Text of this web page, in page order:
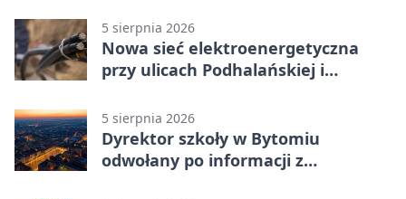
5 sierpnia 2026
Nowa sieć elektroenergetyczna
przy ulicach Podhalańskiej i
5 sierpnia 2026
Dyrektor szkoły w Bytomiu
odwołany po informacji z